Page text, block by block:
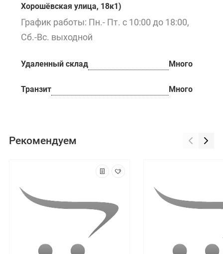
Хорошёвская улица, 18к1)
График работы: Пн.- Пт. с 10:00 до 18:00,
Сб.-Вс. выходной
Удаленный склад Много
Транзит Много
Рекомендуем